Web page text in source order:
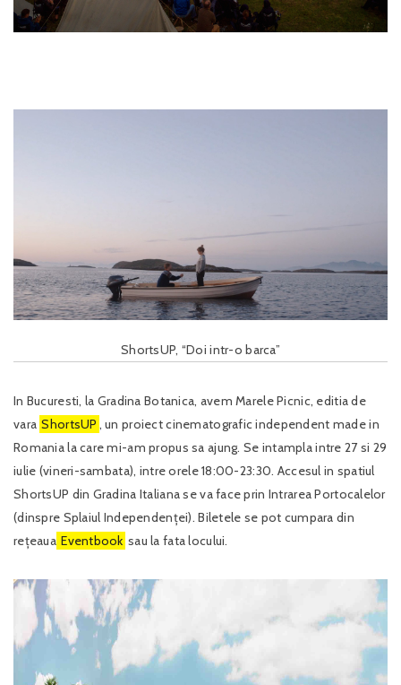
ShortsUP, “Doi intr-o barca”
In Bucuresti, la Gradina Botanica, avem Marele Picnic, editia de
vara ShortsUP , un proiect cinematografic independent made in
Romania la care mi-am propus sa ajung. Se intampla intre 27 si 29
iulie (vineri-sambata), intre orele 18:00-23:30. Accesul in spatiul
ShortsUP din Gradina Italiana se va face prin Intrarea Portocalelor
(dinspre Splaiul Independenței). Biletele se pot cumpara din
rețeaua Eventbook sau la fata locului.